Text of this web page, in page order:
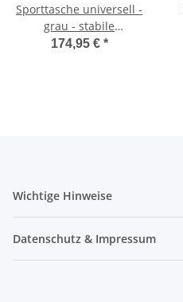
Sporttasche universell -
grau - stabile
Tragetasche für
174,95 € *
Wichtige Hinweise
Datenschutz & Impressum